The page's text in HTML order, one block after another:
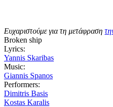
Ευχαριστούμε για τη μετάφραση
Broken ship
Lyrics:
Yannis Skaribas
Music:
Giannis Spanos
Performers:
Dimitris Basis
Kostas Karalis